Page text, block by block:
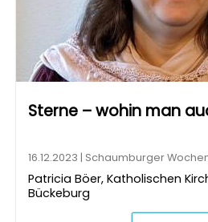
Sterne – wohin man
16.12.2023 | Schaumburger
Patricia Böer, Katholischen
Bückeburg